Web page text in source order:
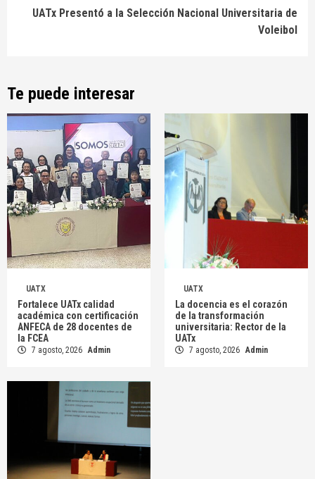
UATx Presentó a la Selección Nacional Universitaria de
Voleibol
Te puede interesar
UATX
Fortalece UATx calidad
académica con certificación
ANFECA de 28 docentes de
la FCEA
7 agosto, 2026 Admin
UATX
La docencia es el corazón
de la transformación
universitaria: Rector de la
UATx
7 agosto, 2026 Admin